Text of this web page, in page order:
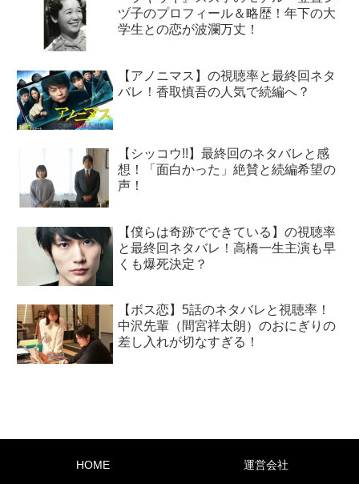
ヅ子のプロフィール＆略歴！年下の大
学生との恋が波瀾万丈！
【アノニマス】の視聴率と最終回ネタ
バレ！香取慎吾の人気で続編へ？
【シッコウ!!】最終回のネタバレと感
想！「面白かった」絶賛と続編希望の
声！
【僕らは奇跡でできている】の視聴率
と最終回ネタバレ！高橋一生主演も早
くも爆死決定？
【ボス恋】5話のネタバレと視聴率！
中沢先輩（間宮祥太朗）のおにぎりの
差し入れが切なすぎる！
HOME 運営会社